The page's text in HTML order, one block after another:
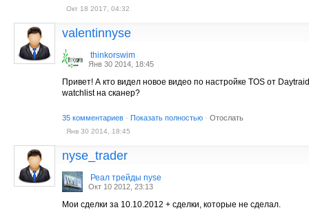
Окт 18 2017, 04:32
valentinnyse
thinkorswim
Янв 30 2014, 18:45
Привет! А кто видел новое видео по настройке TOS от
watchlist на сканер?
35 комментариев · Показать полностью · Отослать
Янв 30 2014, 18:45
nyse_trader
Реал трейды nyse
Окт 10 2012, 23:13
Мои сделки за 10.10.2012 + сделки, которые не сделал.